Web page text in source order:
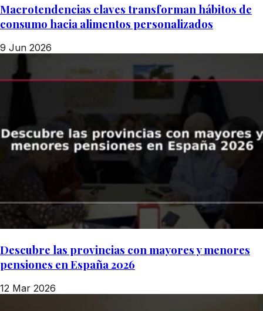
Macrotendencias claves transforman hábitos de
consumo hacia alimentos personalizados
9 Jun 2026
Descubre las provincias con mayores y menores
pensiones en España 2026
12 Mar 2026